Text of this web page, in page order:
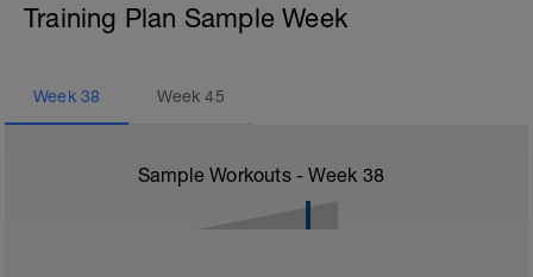
Training Plan Sample Week
Week 38 Week45
Sample Workouts - Week 38